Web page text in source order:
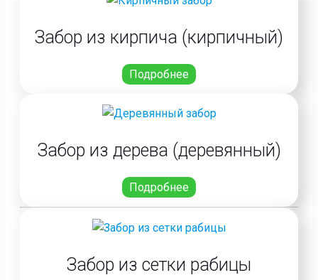
Забор из кирпича (кирпичный)
Подробнее
Забор из дерева (деревянный)
Подробнее
Забор из сетки рабицы